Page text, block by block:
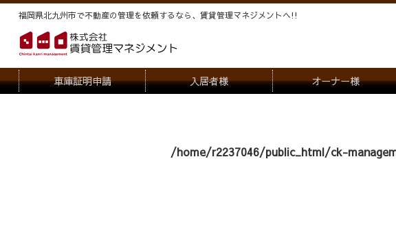
福岡県北九州市で不動産の管理を依頼するなら、賃貸管理マネジメントヘ!!
車庫証明申請 入居者様 オーナー様
/home/r2237046/public_html/ck-